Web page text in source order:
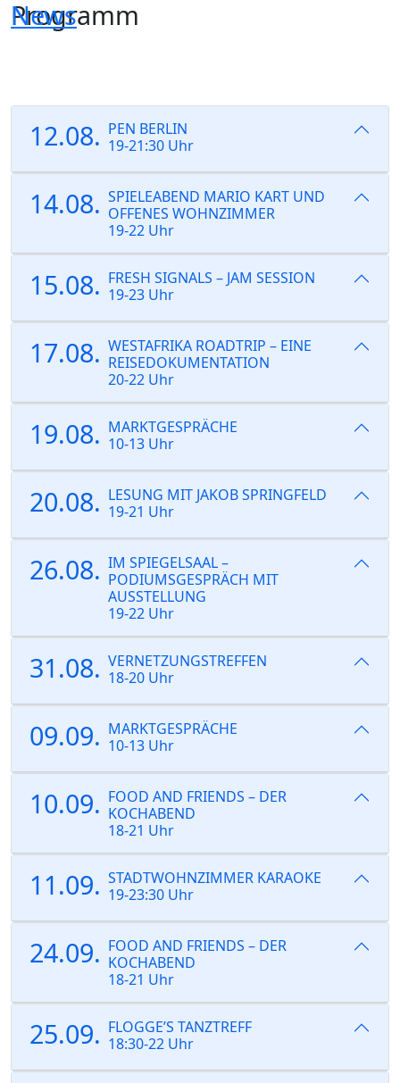
Skip
toProgramm
12.08. PEN BERLIN
19-21:30 Uhr
14.08. SPIELEABEND MARIO KART UND
OFFENES WOHNZIMMER
19-22 Uhr
15.08. FRESH SIGNALS – JAM SESSION
19-23 Uhr
17.08. WESTAFRIKA ROADTRIP – EINE
REISEDOKUMENTATION
20-22 Uhr
19.08. MARKTGESPRÄCHE
10-13 Uhr
20.08. LESUNG MIT JAKOB SPRINGFELD
19-21 Uhr
26.08. IM SPIEGELSAAL –
PODIUMSGESPRÄCH MIT
AUSSTELLUNG
19-22 Uhr
31.08. VERNETZUNGSTREFFEN
18-20 Uhr
09.09. MARKTGESPRÄCHE
10-13 Uhr
10.09. FOOD AND FRIENDS – DER
KOCHABEND
18-21 Uhr
11.09. STADTWOHNZIMMER KARAOKE
19-23:30 Uhr
24.09. FOOD AND FRIENDS – DER
KOCHABEND
18-21 Uhr
25.09. FLOGGE’S TANZTREFF
18:30-22 Uhr
News